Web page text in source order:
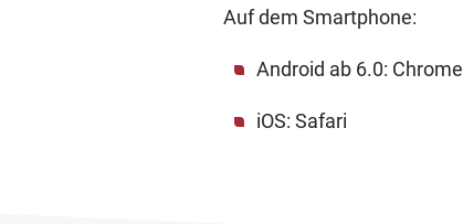
Auf dem Smartphone:
Android ab 6.0: Chrome
iOS: Safari